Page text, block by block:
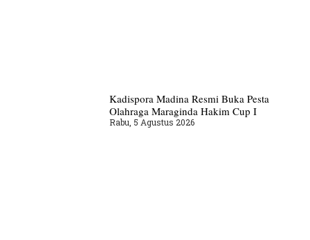
Kadispora Madina Resmi Buka Pesta
Olahraga Maraginda Hakim Cup I
Rabu, 5 Agustus 2026